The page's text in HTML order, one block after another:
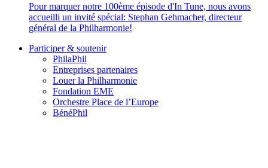
Pour marquer notre 100ème épisode d'In Tune, nous avons
accueilli un invité spécial: Stephan Gehmacher, directeur
général de la Philharmonie!
Participer & soutenir
PhilaPhil
Entreprises partenaires
Louer la Philharmonie
Fondation EME
Orchestre Place de l’Europe
BénéPhil